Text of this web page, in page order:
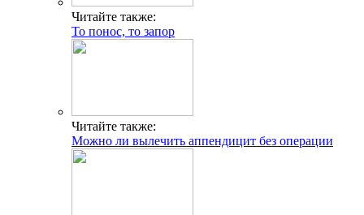
Читайте также:
То понос, то запор
Читайте также:
Можно ли вылечить аппендицит без операции